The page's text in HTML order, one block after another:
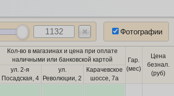
Фотографии
Кол-во в магазинах и цена при оплате
наличными или банковской картой
Гар.
(мес)
Цена
безнал.
(руб)
ул. 2-я
Посадская, 4
ул.
Революции, 2
Карачевское
шоссе, 7а